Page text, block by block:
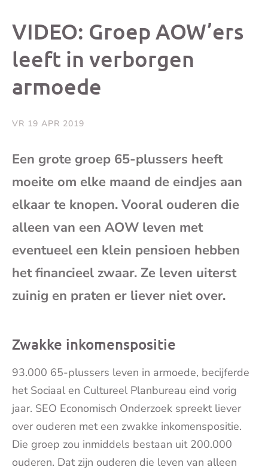
VIDEO: Groep AOW’ers
leeft in verborgen
armoede
VR 19 APR 2019
Een grote groep 65-plussers heeft
moeite om elke maand de eindjes aan
elkaar te knopen. Vooral ouderen die
alleen van een AOW leven met
eventueel een klein pensioen hebben
het financieel zwaar. Ze leven uiterst
zuinig en praten er liever niet over.
Zwakke inkomenspositie
93.000 65-plussers leven in armoede, becijferde
het Sociaal en Cultureel Planbureau eind vorig
jaar. SEO Economisch Onderzoek spreekt liever
over ouderen met een zwakke inkomenspositie.
Die groep zou inmiddels bestaan uit 200.000
ouderen. Dat zijn ouderen die leven van alleen